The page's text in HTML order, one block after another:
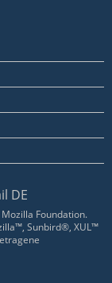
DE
Foundation.
Sunbird®, XUL™